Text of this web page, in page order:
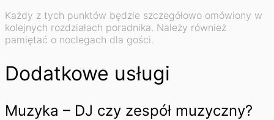
Każdy z tych punktów będzie szczegółowo omówiony w
kolejnych rozdziałach poradnika. Należy również
pamiętać o noclegach dla gości.
Dodatkowe usługi
Muzyka – DJ czy zespół muzyczny?